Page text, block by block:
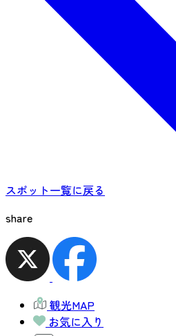
スポット一覧に戻る
share
観光MAP
お気に入り